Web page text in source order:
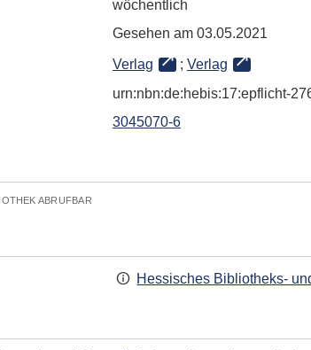
wöchentlich
Gesehen am 03.05.2021
Verlag ; Verlag
urn:nbn:de:hebis:17:epflicht-
3045070-6
ABRUFBAR
Hessisches Bibliotheks-